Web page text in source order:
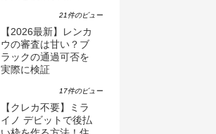
21件のビュー
【2026最新】レンカ
ウの審査は甘い？ブ
ラックの通過可否を
実際に検証
17件のビュー
【クレカ不要】ミラ
イノ デビットで後払